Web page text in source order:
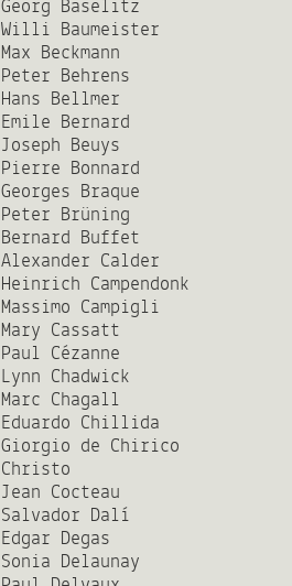
Georg Baselitz
Willi Baumeister
Max Beckmann
Peter Behrens
Hans Bellmer
Emile Bernard
Joseph Beuys
Pierre Bonnard
Georges Braque
Peter Brüning
Bernard Buffet
Alexander Calder
Heinrich Campendonk
Massimo Campigli
Mary Cassatt
Paul Cézanne
Lynn Chadwick
Marc Chagall
Eduardo Chillida
Giorgio de Chirico
Christo
Jean Cocteau
Salvador Dalí
Edgar Degas
Sonia Delaunay